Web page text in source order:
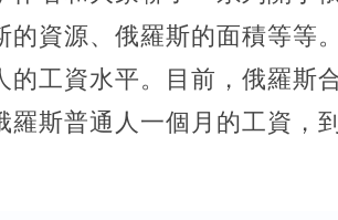
的資源、俄羅斯的面積等等
的工資水平。目前，俄羅斯
羅斯普通人一個月的工資，